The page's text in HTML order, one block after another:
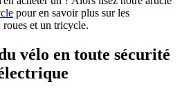
pour en savoir plus sur les
et un tricycle.
vélo en toute sécurité